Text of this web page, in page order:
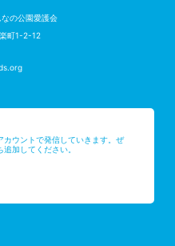
の公園愛護会
町1-2-12
ウントで発信していきます。ぜ
加してください。